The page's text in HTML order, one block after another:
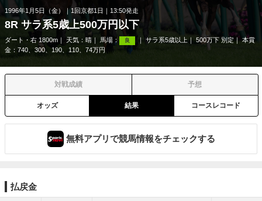
1996年1月5日（金） 1回京都1日 13:50発走
8R サラ系5歳上500万円以下
ダート・右 1800m 天気： 晴 馬場： 良 サラ系5歳以上 500万下 別定
本賞
金：740、300、190、110、74万円
対戦成績 予想
オッズ 結果 コースレコード
無料アプリで競馬情報をチェックする
払戻金